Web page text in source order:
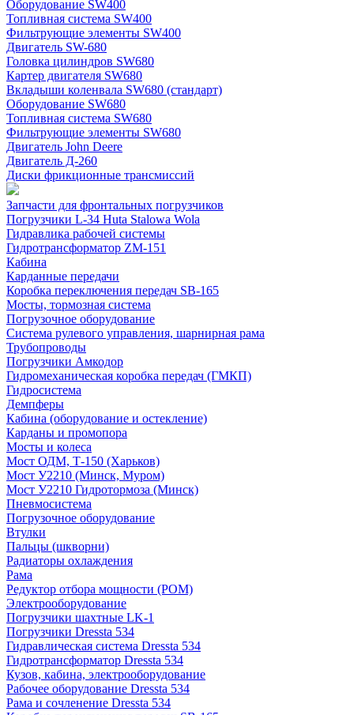
Оборудование SW400
Топливная система SW400
Фильтрующие элементы SW400
Двигатель SW-680
Головка цилиндров SW680
Картер двигателя SW680
Вкладыши коленвала SW680 (стандарт)
Оборудование SW680
Топливная система SW680
Фильтрующие элементы SW680
Двигатель John Deere
Двигатель Д-260
Диски фрикционные трансмиссий
Запчасти для фронтальных погрузчиков
Погрузчики L-34 Huta Stalowa Wola
Гидравлика рабочей системы
Гидротрансформатор ZM-151
Кабина
Карданные передачи
Коробка переключения передач SB-165
Мосты, тормозная система
Погрузочное оборудование
Система рулевого управления, шарнирная рама
Трубопроводы
Погрузчики Амкодор
Гидромеханическая коробка передач (ГМКП)
Гидросистема
Демпферы
Кабина (оборудование и остекление)
Карданы и промопора
Мосты и колеса
Мост ОДМ, Т-150 (Харьков)
Мост У2210 (Минск, Муром)
Мост У2210 Гидротормоза (Минск)
Пневмосистема
Погрузочное оборудование
Втулки
Пальцы (шкворни)
Радиаторы охлаждения
Рама
Редуктор отбора мощности (РОМ)
Электрооборудование
Погрузчики шахтные LK-1
Погрузчики Dressta 534
Гидравлическая система Dressta 534
Гидротрансформатор Dressta 534
Кузов, кабина, электрооборудование
Рабочее оборудование Dressta 534
Рама и сочленение Dressta 534